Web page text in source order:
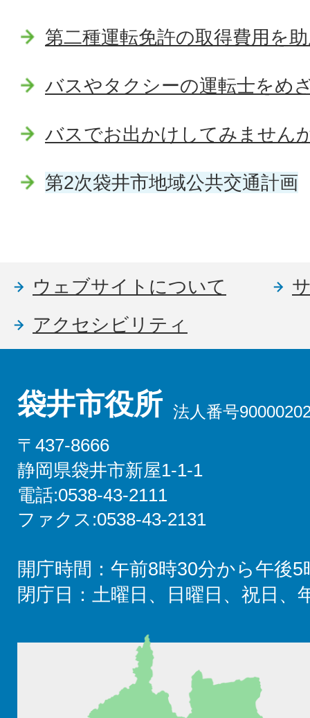
第二種運転免許の取得費用を
バスやタクシーの運転士をめ
バスでお出かけしてみません
第2次袋井市地域公共交通計画
ウェブサイトについて
アクセシビリティ
袋井市役所 法人番号
〒437-8666
静岡県袋井市新屋1-1-1
電話:0538-43-2111
ファクス:0538-43-2131
開庁時間：午前8時30分から午後5
閉庁日：土曜日、日曜日、祝日、